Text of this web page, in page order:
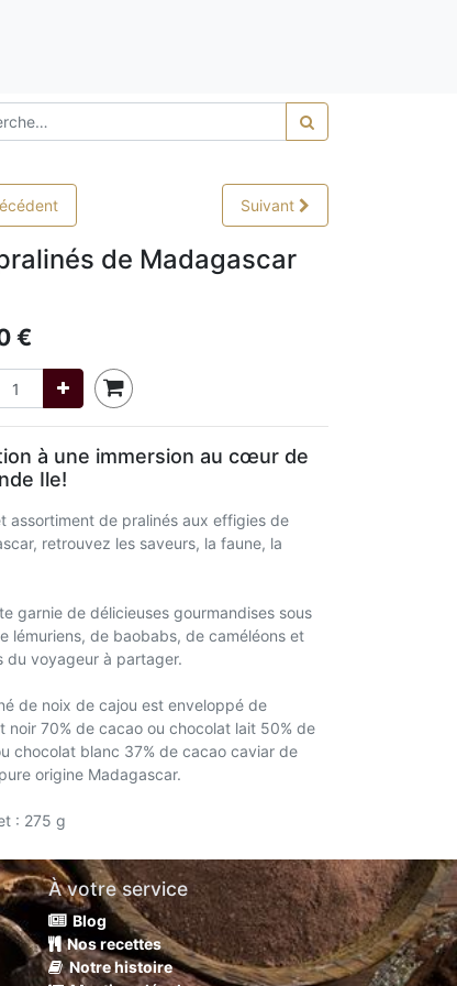
Suivant
de Madagascar
€
à une immersion au cœur de
Ile!
assortiment de pralinés aux effigies de
retrouvez les saveurs, la faune, la
garnie de délicieuses gourmandises sous
lémuriens, de baobabs, de caméléons et
du voyageur à partager.
de noix de cajou est enveloppé de
noir 70% de cacao ou chocolat lait 50% de
chocolat blanc 37% de cacao caviar de
origine Madagascar.
: 275 g
À votre service
Blog
Nos recettes
Notre histoire